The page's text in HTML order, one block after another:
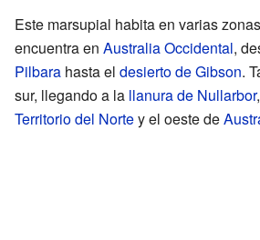
Este marsupial habita en varias
encuentra en Australia Occidental,
Pilbara hasta el desierto de Gibson.
sur, llegando a la llanura de Nullarbor
Territorio del Nortey el oeste de